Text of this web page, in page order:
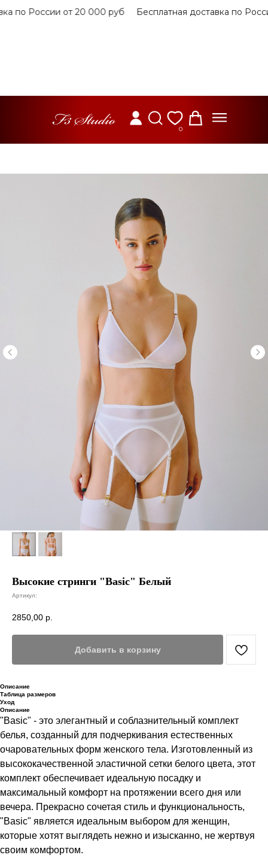
России от 20 000 руб Бесплатная доставка по России
0
Высокие стринги "Basic" Белый
Артикул:
2850,00 р.
Добавить в корзину
Описание
Таблица размеров
Уход
Описание
"Basic" - это элегантный и соблазнительный комплект
белья, созданный для подчеркивания естественных
очаровательных форм женского тела. Изготовленный из
высококачественной эластичной сетки белого цвета, этот
комплект обеспечивает идеальную посадку и
максимальный комфорт на протяжении всего дня или
вечера. Прекрасно сочетая стиль и функциональность,
"Basic" является идеальным выбором для женщин,
которые хотят выглядеть нежно и изысканно, не жертвуя
своим комфортом.